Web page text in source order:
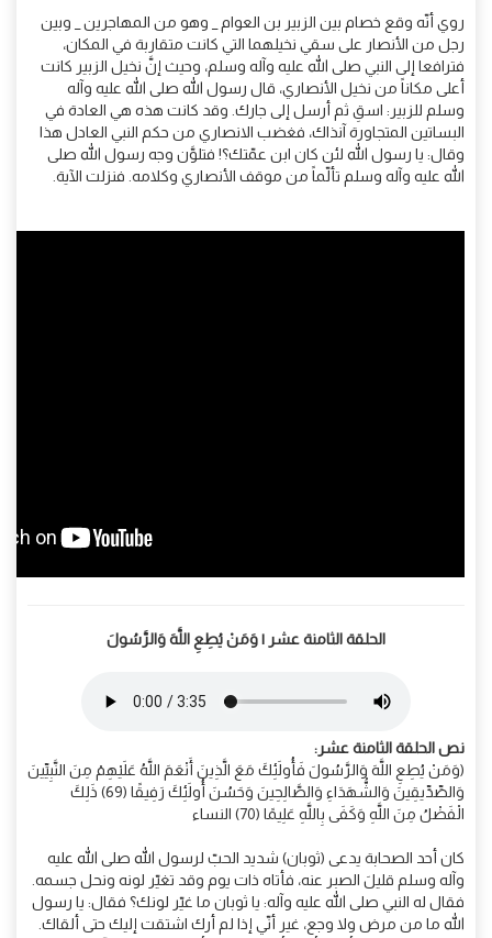
روي أنّه وقع خصام بين الزبير بن العوام _ وهو من المهاجرين _ وبين
رجل من الأنصار على سقي نخيلهما التي كانت متقاربة في المكان،
فترافعا إلى النبي صلى الله عليه وآله وسلم، وحيث إنَّ نخيل الزبير كانت
أعلى مكاناً من نخيل الأنصاري، قال رسول الله صلى الله عليه وآله
وسلم للزبير: اسقِ ثم أرسل إلى جارك. وقد كانت هذه هي العادة في
البساتين المتجاورة آنذاك، فغضب الانصاري من حكم النبي العادل هذا
وقال: يا رسول الله لئن كان ابن عمّتك؟! فتلوَّن وجه رسول الله صلى
الله عليه وآله وسلم تألّماً من موقف الأنصاري وكلامه. فنزلت الآية.
الحلقة الثامنة عشر | وَمَنْ يُطِعِ اللَّهَ وَالرَّسُولَ
نص الحلقة الثامنة عشر:
(وَمَنْ يُطِعِ اللَّهَ وَالرَّسُولَ فَأُولَئِكَ مَعَ الَّذِينَ أَنْعَمَ اللَّهُ عَلَيْهِمْ مِنَ النَّبِيِّينَ
وَالصِّدِّيقِينَ وَالشُّهَدَاءِ وَالصَّالِحِينَ وَحَسُنَ أُولَئِكَ رَفِيقًا (69) ذَلِكَ
الْفَضْلُ مِنَ اللَّهِ وَكَفَى بِاللَّهِ عَلِيمًا (70) النساء
كان أحد الصحابة يدعى (ثوبان) شديد الحبّ لرسول الله صلى الله عليه
وآله وسلم قليلَ الصبر عنه، فأتاه ذات يوم وقد تغيّر لونه ونحل جسمه.
فقال له النبي صلى الله عليه وآله: يا ثوبان ما غيّر لونك؟ فقال: يا رسول
الله ما من مرض ولا وجع، غير أنّي إذا لم أرك اشتقت إليك حتى ألقاك.